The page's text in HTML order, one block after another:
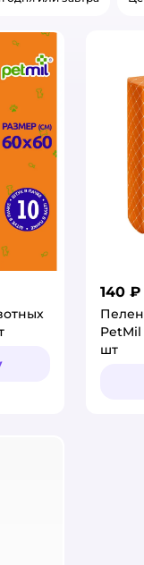
140 ₽
PetMil
шт